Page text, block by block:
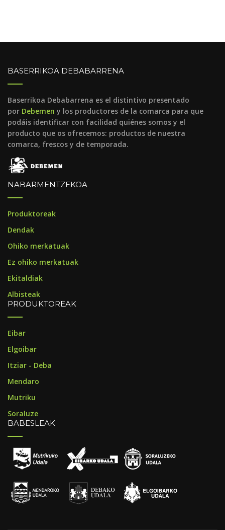
BASERRIKOA DEBABARRENA
Baserrikoa Debabarrena es el distintivo presentado
por Debemen y los productores de la comarca para que
podáis identificar con facilidad quiénes somos y el
producto que os ofrecemos: productos de nuestra
comarca, frescos y de temporada.
NABARMENTZEKOA
Produktoreak
Dendak
Ohiko merkatuak
Ez ohiko merkatuak
Ekitaldiak
Albisteak
PRODUKTOREAK
Eibar
Elgoibar
Itziar - Deba
Mendaro
Mutriku
Soraluze
BABESLEAK